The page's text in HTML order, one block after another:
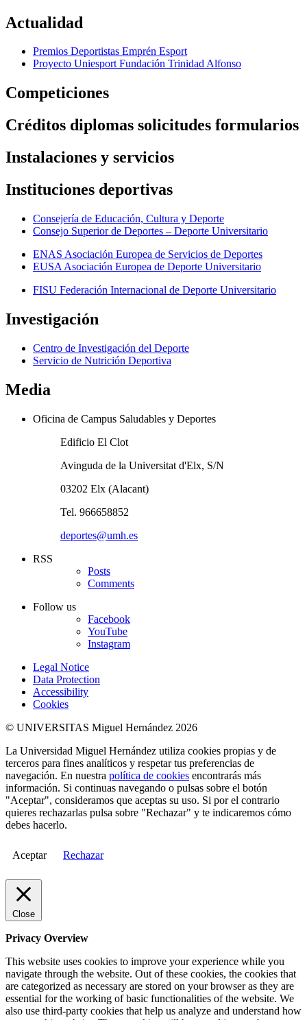
Actualidad
Premios Deportistas Emprén Esport
Proyecto Uniesport Fundación Trinidad Alfonso
Competiciones
Créditos diplomas solicitudes formularios
Instalaciones y servicios
Instituciones deportivas
Consejería de Educación, Cultura y Deporte
Consejo Superior de Deportes – Deporte Universitario
ENAS Asociación Europea de Servicios de Deportes
EUSA Asociación Europea de Deporte Universitario
FISU Federación Internacional de Deporte Universitario
Investigación
Centro de Investigación del Deporte
Servicio de Nutrición Deportiva
Media
Oficina de Campus Saludables y Deportes
Edificio El Clot
Avinguda de la Universitat d'Elx, S/N
03202 Elx (Alacant)
Tel. 966658852
deportes@umh.es
RSS
Posts
Comments
Follow us
Facebook
YouTube
Instagram
Legal Notice
Data Protection
Accessibility
Cookies
© UNIVERSITAS Miguel Hernández 2026
La Universidad Miguel Hernández utiliza cookies propias y de
terceros para fines analíticos y respetar tus preferencias de
navegación. En nuestra política de cookies encontrarás más
información. Si continuas navegando o pulsas sobre el botón
"Aceptar", consideramos que aceptas su uso. Si por el contrario
quieres rechazarlas pulsa sobre "Rechazar" y te indicaremos cómo
debes hacerlo.
Aceptar Rechazar
Close
Privacy Overview
This website uses cookies to improve your experience while you
navigate through the website. Out of these cookies, the cookies that
are categorized as necessary are stored on your browser as they are
essential for the working of basic functionalities of the website. We
also use third-party cookies that help us analyze and understand how